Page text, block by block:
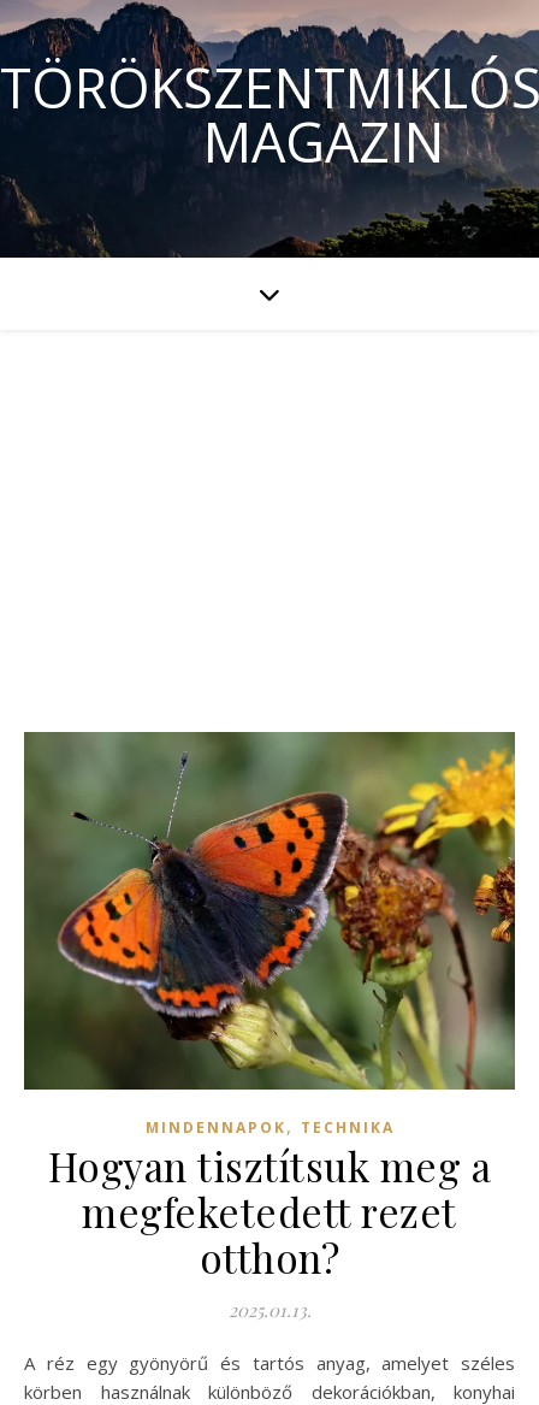
MAGAZIN
MINDENNAPOK, TECHNIKA
Hogyan tisztítsuk meg a
megfeketedett rezet
otthon?
2025.01.13.
A réz egy gyönyörű és tartós anyag, amelyet széles
körben használnak különböző dekorációkban, konyhai